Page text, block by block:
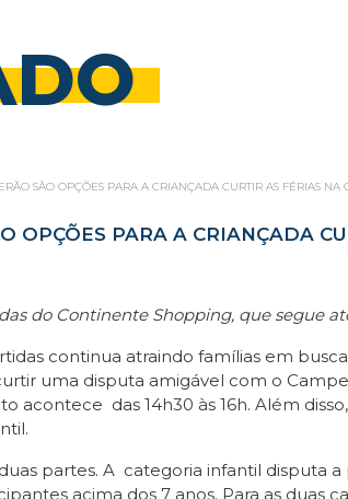
SÃO OPÇÕES PARA A CRIANÇADA CURTIR AS FÉRIAS NA
OPÇÕES PARA A CRIANÇADA
do Continente Shopping, que segue
continua atraindo famílias em
uma disputa amigável com o
acontece das 14h30 às 16h. Além
partes. A categoria infantil disputa a
acima dos 7 anos. Para as duas